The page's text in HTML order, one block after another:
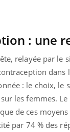
: une
relayée par le
: le choix, le
les femmes.
de ces
par 74 % des